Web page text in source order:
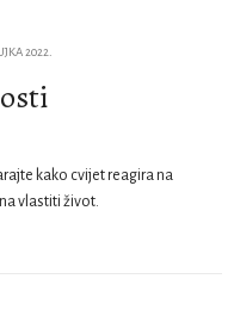
2022.
kako cvijet reagira na
vlastiti život.